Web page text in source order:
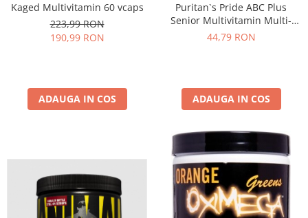
Kaged Multivitamin 60 vcaps
223,99 RON
190,99 RON
ADAUGA IN COS
Puritan`s Pride ABC Plus
Senior Multivitamin Multi-
mineral 60 coated caplets
44,79 RON
ADAUGA IN COS